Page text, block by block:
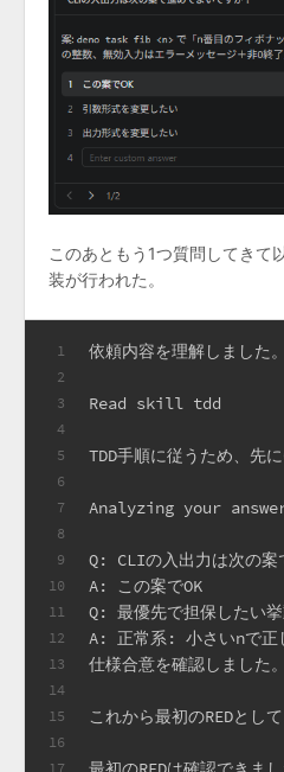
このあともう1つ質問してきて
装が行われた。
1
2
3
4
5
6
7
8
9
10
11
12
13
14
15
16
17
依頼内容を理解しました
Read skill tdd
TDD手順に従うため、先
Analyzing your
Q: CLIの入出力は次の案
A: この案でOK
Q: 最優先で担保したい挙
A: 正常系: 小さいnで正
仕様合意を確認しました
これから最初のREDとし